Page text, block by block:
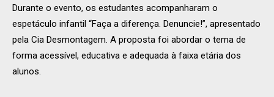
Durante o evento, os estudantes acompanharam o
espetáculo infantil “Faça a diferença. Denuncie!”, apresentado
pela Cia Desmontagem. A proposta foi abordar o tema de
forma acessível, educativa e adequada à faixa etária dos
alunos.